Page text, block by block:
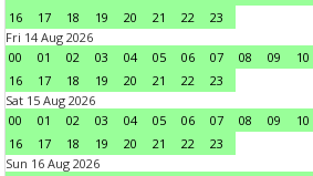
16
17 18 19 20 21 22
23
Fri 14 Aug 2026
00
01 02 03 04 05 06 07 08 09 10
16
17 18 19 20 21 22
23
Sat 15 Aug 2026
00
01 02 03 04 05 06 07 08 09 10
16
17 18 19 20 21 22
23
Sun 16 Aug 2026